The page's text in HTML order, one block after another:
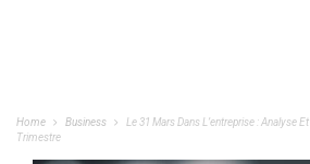
Home Business
Le 31 Mars Dans L’entreprise : Analyse
Trimestre